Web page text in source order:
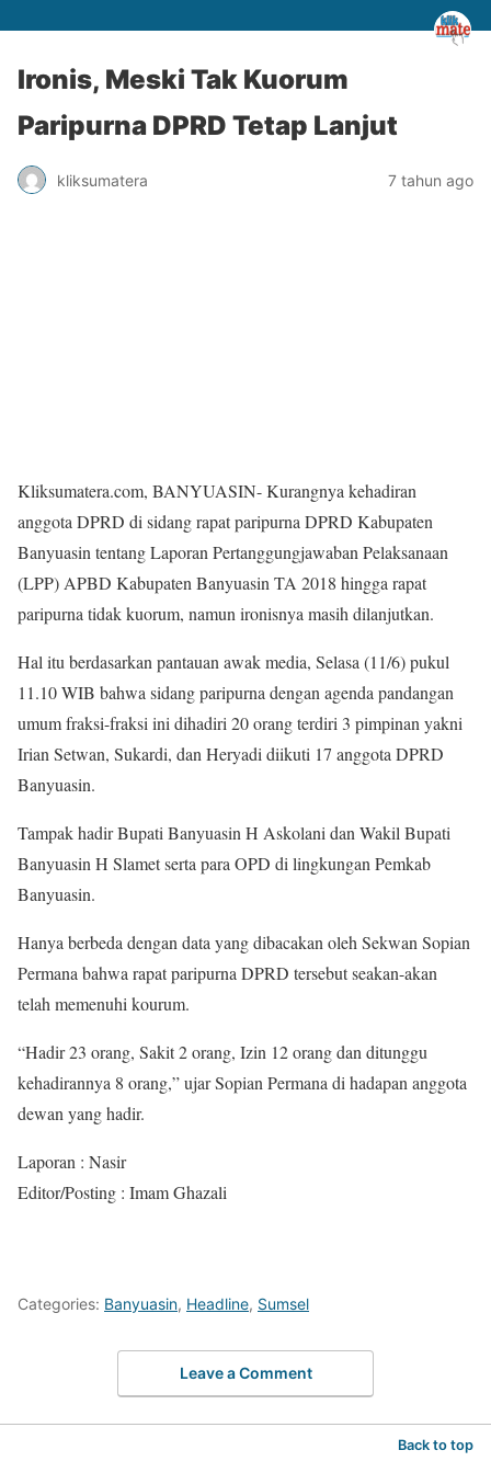
Ironis, Meski Tak Kuorum
Paripurna DPRD Tetap Lanjut
kliksumatera 7 tahun ago
Kliksumatera.com, BANYUASIN- Kurangnya kehadiran
anggota DPRD di sidang rapat paripurna DPRD Kabupaten
Banyuasin tentang Laporan Pertanggungjawaban Pelaksanaan
(LPP) APBD Kabupaten Banyuasin TA 2018 hingga rapat
paripurna tidak kuorum, namun ironisnya masih dilanjutkan.
Hal itu berdasarkan pantauan awak media, Selasa (11/6) pukul
11.10 WIB bahwa sidang paripurna dengan agenda pandangan
umum fraksi-fraksi ini dihadiri 20 orang terdiri 3 pimpinan yakni
Irian Setwan, Sukardi, dan Heryadi diikuti 17 anggota DPRD
Banyuasin.
Tampak hadir Bupati Banyuasin H Askolani dan Wakil Bupati
Banyuasin H Slamet serta para OPD di lingkungan Pemkab
Banyuasin.
Hanya berbeda dengan data yang dibacakan oleh Sekwan Sopian
Permana bahwa rapat paripurna DPRD tersebut seakan-akan
telah memenuhi kourum.
“Hadir 23 orang, Sakit 2 orang, Izin 12 orang dan ditunggu
kehadirannya 8 orang,” ujar Sopian Permana di hadapan anggota
dewan yang hadir.
Laporan : Nasir
Editor/Posting : Imam Ghazali
Categories: Banyuasin, Headline, Sumsel
Leave a Comment
Back to top